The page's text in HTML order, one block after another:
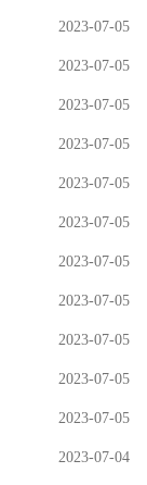
2023-07-05
2023-07-05
2023-07-05
2023-07-05
2023-07-05
2023-07-05
2023-07-05
2023-07-05
2023-07-05
2023-07-05
2023-07-05
2023-07-04